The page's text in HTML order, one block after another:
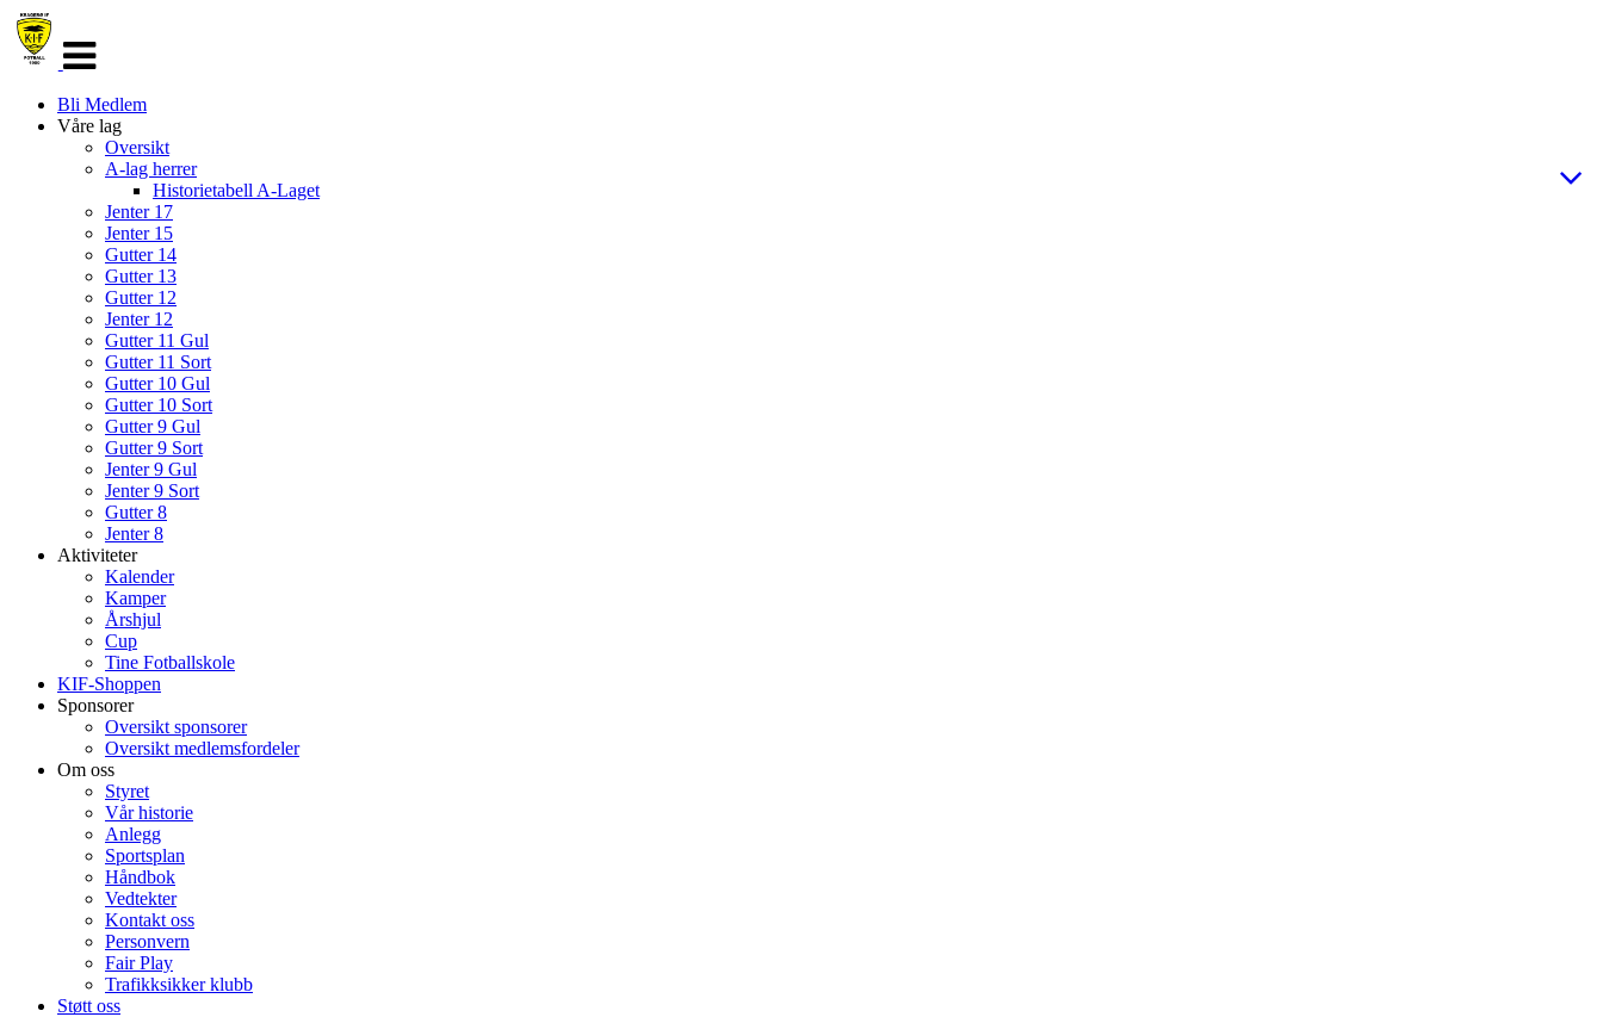
navigasjon
Bli Medlem
Våre lag
Oversikt
A-lag herrer
Historietabell A-Laget
Jenter 17
Jenter 15
Gutter 14
Gutter 13
Gutter 12
Jenter 12
Gutter 11 Gul
Gutter 11 Sort
Gutter 10 Gul
Gutter 10 Sort
Gutter 9 Gul
Gutter 9 Sort
Jenter 9 Gul
Jenter 9 Sort
Gutter 8
Jenter 8
Aktiviteter
Kalender
Kamper
Årshjul
Cup
Tine Fotballskole
KIF-Shoppen
Sponsorer
Oversikt sponsorer
Oversikt medlemsfordeler
Om oss
Styret
Vår historie
Anlegg
Sportsplan
Håndbok
Vedtekter
Kontakt oss
Personvern
Fair Play
Trafikksikker klubb
Støtt oss